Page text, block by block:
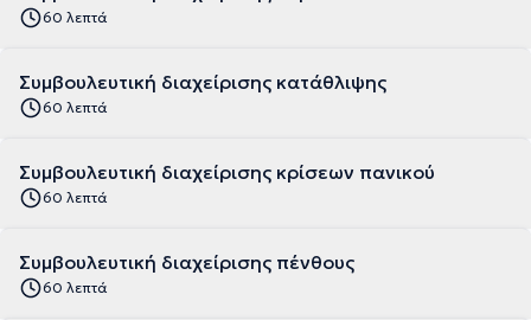
60 λεπτά
Συμβουλευτική διαχείρισης κατάθλιψης
60 λεπτά
Συμβουλευτική διαχείρισης κρίσεων πανικού
60 λεπτά
Συμβουλευτική διαχείρισης πένθους
60 λεπτά